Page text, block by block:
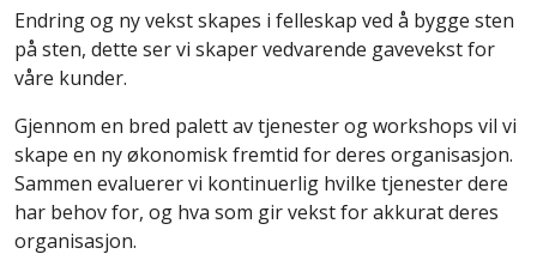
Endring og ny vekst skapes i felleskap ved å bygge sten
på sten, dette ser vi skaper vedvarende gavevekst for
våre kunder.
Gjennom en bred palett av tjenester og workshops vil vi
skape en ny økonomisk fremtid for deres organisasjon.
Sammen evaluerer vi kontinuerlig hvilke tjenester dere
har behov for, og hva som gir vekst for akkurat deres
organisasjon.